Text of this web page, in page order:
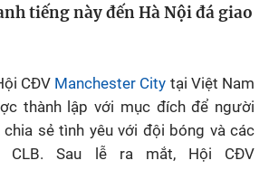
tiếng này đến Hà Nội đá giao
CĐV Manchester City tại Việt Nam
thành lập với mục đích để người
sẻ tình yêu với đội bóng và các
CLB. Sau lễ ra mắt, Hội CĐV